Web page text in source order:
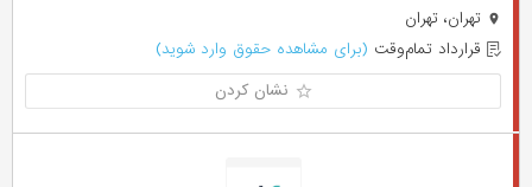
تهران، تهران
قرارداد تمام‌وقت (برای مشاهده حقوق وارد شوید)
نشان کردن